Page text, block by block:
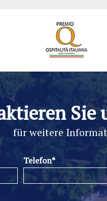
Sie
für weitere
Telefon*